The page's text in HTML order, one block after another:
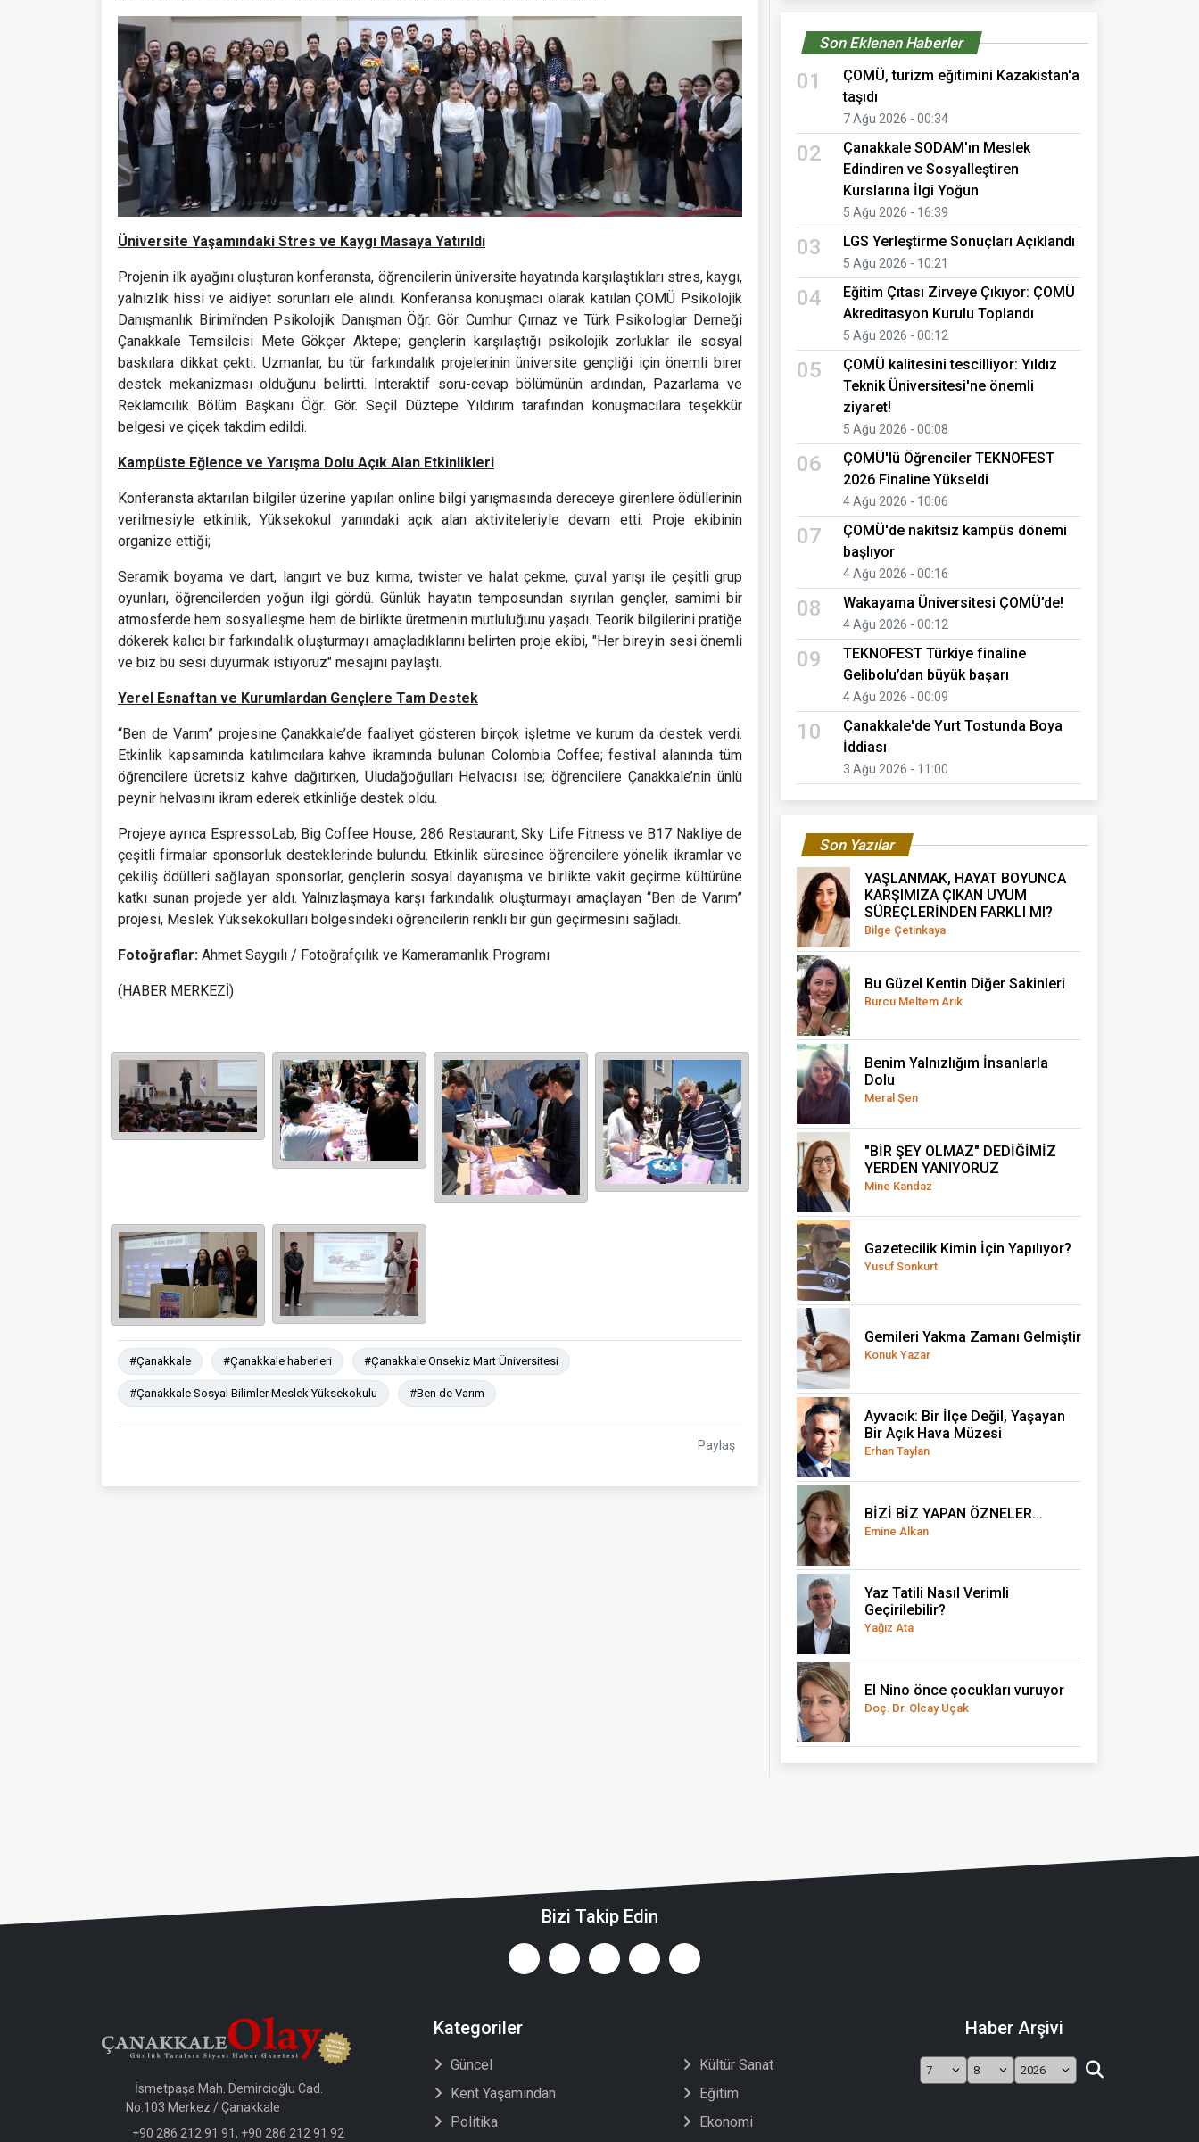
Üniversite Yaşamındaki Stres ve Kaygı Masaya Yatırıldı
Projenin ilk ayağını oluşturan konferansta, öğrencilerin üniversite hayatında karşılaştıkları stres, kaygı,
yalnızlık hissi ve aidiyet sorunları ele alındı. Konferansa konuşmacı olarak katılan ÇOMÜ Psikolojik
Danışmanlık Birimi’nden Psikolojik Danışman Öğr. Gör. Cumhur Çırnaz ve Türk Psikologlar Derneği
Çanakkale Temsilcisi Mete Gökçer Aktepe; gençlerin karşılaştığı psikolojik zorluklar ile sosyal
baskılara dikkat çekti. Uzmanlar, bu tür farkındalık projelerinin üniversite gençliği için önemli birer
destek mekanizması olduğunu belirtti. Interaktif soru-cevap bölümünün ardından, Pazarlama ve
Reklamcılık Bölüm Başkanı Öğr. Gör. Seçil Düztepe Yıldırım tarafından konuşmacılara teşekkür
belgesi ve çiçek takdim edildi.
Kampüste Eğlence ve Yarışma Dolu Açık Alan Etkinlikleri
Konferansta aktarılan bilgiler üzerine yapılan online bilgi yarışmasında dereceye girenlere ödüllerinin
verilmesiyle etkinlik, Yüksekokul yanındaki açık alan aktiviteleriyle devam etti. Proje ekibinin
organize ettiği;
Seramik boyama ve dart, langırt ve buz kırma, twister ve halat çekme, çuval yarışı ile çeşitli grup
oyunları, öğrencilerden yoğun ilgi gördü. Günlük hayatın temposundan sıyrılan gençler, samimi bir
atmosferde hem sosyalleşme hem de birlikte üretmenin mutluluğunu yaşadı. Teorik bilgilerini pratiğe
dökerek kalıcı bir farkındalık oluşturmayı amaçladıklarını belirten proje ekibi, "Her bireyin sesi önemli
ve biz bu sesi duyurmak istiyoruz" mesajını paylaştı.
Yerel Esnaftan ve Kurumlardan Gençlere Tam Destek
“Ben de Varım” projesine Çanakkale’de faaliyet gösteren birçok işletme ve kurum da destek verdi.
Etkinlik kapsamında katılımcılara kahve ikramında bulunan Colombia Coffee; festival alanında tüm
öğrencilere ücretsiz kahve dağıtırken, Uludağoğulları Helvacısı ise; öğrencilere Çanakkale’nin ünlü
peynir helvasını ikram ederek etkinliğe destek oldu.
Projeye ayrıca EspressoLab, Big Coffee House, 286 Restaurant, Sky Life Fitness ve B17 Nakliye de
çeşitli firmalar sponsorluk desteklerinde bulundu. Etkinlik süresince öğrencilere yönelik ikramlar ve
çekiliş ödülleri sağlayan sponsorlar, gençlerin sosyal dayanışma ve birlikte vakit geçirme kültürüne
katkı sunan projede yer aldı. Yalnızlaşmaya karşı farkındalık oluşturmayı amaçlayan “Ben de Varım”
projesi, Meslek Yüksekokulları bölgesindeki öğrencilerin renkli bir gün geçirmesini sağladı.
Fotoğraflar: Ahmet Saygılı / Fotoğrafçılık ve Kameramanlık Programı
(HABER MERKEZİ)
#Çanakkale #Çanakkale haberleri #Çanakkale Onsekiz Mart Üniversitesi
#Çanakkale Sosyal Bilimler Meslek Yüksekokulu #Ben de Varım
Paylaş
Son Eklenen Haberler
01
ÇOMÜ, turizm eğitimini Kazakistan'a
taşıdı
7 Ağu 2026 - 00:34
02
Çanakkale SODAM'ın Meslek
Edindiren ve Sosyalleştiren
Kurslarına İlgi Yoğun
5 Ağu 2026 - 16:39
03 LGS Yerleştirme Sonuçları Açıklandı
5 Ağu 2026 - 10:21
04
Eğitim Çıtası Zirveye Çıkıyor: ÇOMÜ
Akreditasyon Kurulu Toplandı
5 Ağu 2026 - 00:12
05
ÇOMÜ kalitesini tescilliyor: Yıldız
Teknik Üniversitesi'ne önemli
ziyaret!
5 Ağu 2026 - 00:08
06
ÇOMÜ'lü Öğrenciler TEKNOFEST
2026 Finaline Yükseldi
4 Ağu 2026 - 10:06
07
ÇOMÜ'de nakitsiz kampüs dönemi
başlıyor
4 Ağu 2026 - 00:16
08 Wakayama Üniversitesi ÇOMÜ’de!
4 Ağu 2026 - 00:12
09
TEKNOFEST Türkiye finaline
Gelibolu’dan büyük başarı
4 Ağu 2026 - 00:09
10
Çanakkale'de Yurt Tostunda Boya
İddiası
3 Ağu 2026 - 11:00
Son Yazılar
YAŞLANMAK, HAYAT BOYUNCA
KARŞIMIZA ÇIKAN UYUM
SÜREÇLERİNDEN FARKLI MI?
Bilge Çetinkaya
Bu Güzel Kentin Diğer Sakinleri
Burcu Meltem Arık
Benim Yalnızlığım İnsanlarla
Dolu
Meral Şen
"BİR ŞEY OLMAZ" DEDİĞİMİZ
YERDEN YANIYORUZ
Mine Kandaz
Gazetecilik Kimin İçin Yapılıyor?
Yusuf Sonkurt
Gemileri Yakma Zamanı Gelmiştir
Konuk Yazar
Ayvacık: Bir İlçe Değil, Yaşayan
Bir Açık Hava Müzesi
Erhan Taylan
BİZİ BİZ YAPAN ÖZNELER...
Emine Alkan
Yaz Tatili Nasıl Verimli
Geçirilebilir?
Yağız Ata
El Nino önce çocukları vuruyor
Doç. Dr. Olcay Uçak
Bizi Takip Edin
İsmetpaşa Mah. Demircioğlu Cad.
No:103 Merkez / Çanakkale
+90 286 212 91 91, +90 286 212 91 92
Kategoriler
Güncel
Kent Yaşamından
Politika
Kültür Sanat
Eğitim
Ekonomi
Haber Arşivi